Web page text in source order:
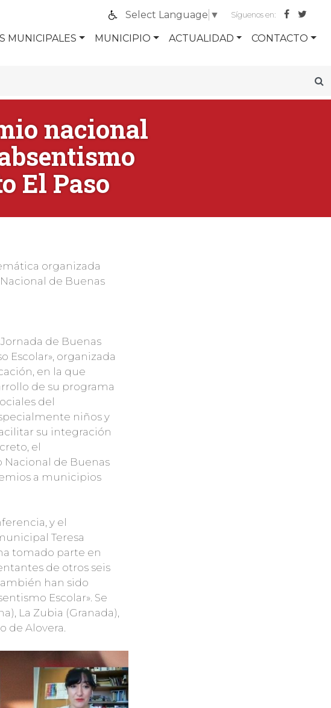
Select Language ▼ Síguenos en:
MUNICIPALES MUNICIPIO ACTUALIDAD CONTACTO
nacional
El Paso
organizada
de Buenas
de Buenas
Escolar», organizada
en la que
de su programa
del
niños y
su integración
el
de Buenas
a municipios
y el
Teresa
tomado parte en
de otros seis
han sido
Escolar». Se
La Zubia (Granada),
de Alovera.